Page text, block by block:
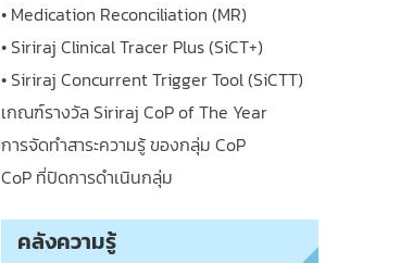
• Medication Reconciliation (MR)
• Siriraj Clinical Tracer Plus (SiCT+)
• Siriraj Concurrent Trigger Tool (SiCTT)
เกณฑ์รางวัล Siriraj CoP of The Year
การจัดทำสาระความรู้ ของกลุ่ม CoP
CoP ที่ปิดการดำเนินกลุ่ม
คลังความรู้